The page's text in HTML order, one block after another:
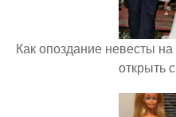
Как опоздание невесты
открыть